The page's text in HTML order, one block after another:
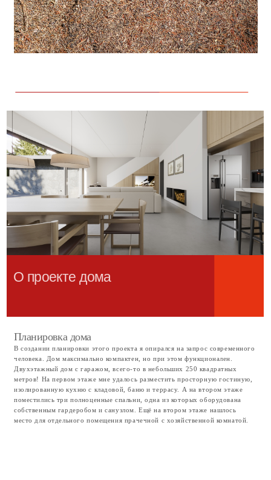
Стены дома выполнены из кирпичного керамического блока, утеплённые
снаружи дополнительно слоем теплоизоляции. Такое решение делает дом
энергоэффективным, теплосопротивление стен выше нормы более чем в 2
раза.
Стены установлены на утеплённую железобетонную плиту фундамента,
железобетона.
Опирающиеся на каменные стены несущие балки кровли выполнены из
прочной клеёной древесины. Стропила также выполнены из дерева и
размещены внутри дома, вне пирога утеплителя, что сохранит их сухими
Стилистика
Я могу сказать, что мне хотелось сделать современный дом с
современной планировкой, но похожим стилистически на шале. Добавить
уютности и тепла в функционализм модернизма.
Главный элемент дома, напоминающий о сходстве, — большая и
массивная кровля с небольшими уклонами скатов. Мощные балки,
внушающие уверенность, способны выдержать большую снеговую
нагрузку и держать снег, который будет помогать сохранять тепло. В
пару к такой кровле — массивный каменный первый этаж, надёжный и
крепкий, но при этом полностью открытый благодаря семиметровому
раздвижному витражу гостиной.
Окна в спальнях также далеки от классических размеров. Декоративные